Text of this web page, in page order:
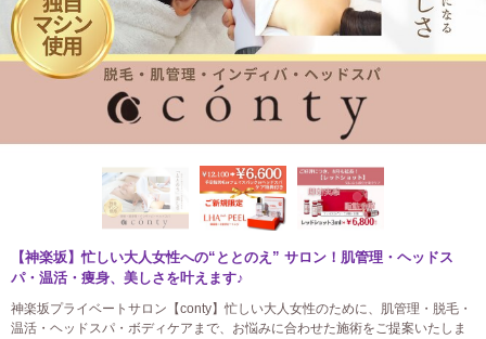
【神楽坂】忙しい大人女性への“ととのえ” サロン！肌管理・ヘッドス
パ・温活・痩身、美しさを叶えます♪
神楽坂プライベートサロン【conty】忙しい大人女性のために、肌管理・脱毛・
温活・ヘッドスパ・ボディケアまで、お悩みに合わせた施術をご提案いたしま